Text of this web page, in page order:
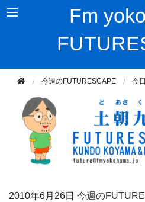
Fm
今週のFUTURESCAPE 今
2010年6月26日 今週の